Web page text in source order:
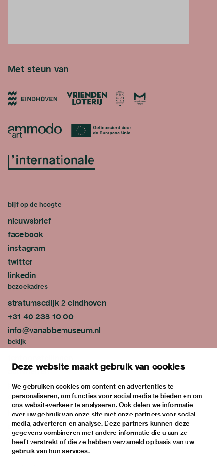
Deze website maakt gebruik van cookies
We gebruiken cookies om content en advertenties te
personaliseren, om functies voor social media te bieden en om
ons websiteverkeer te analyseren. Ook delen we informatie
over uw gebruik van onze site met onze partners voor social
media, adverteren en analyse. Deze partners kunnen deze
gegevens combineren met andere informatie die u aan ze
heeft verstrekt of die ze hebben verzameld op basis van uw
gebruik van hun services.
Met steun van
blijf op de hoogte
nieuwsbrief
facebook
instagram
twitter
linkedin
bezoekadres
stratumsedijk 2 eindhoven
+31 40 238 10 00
info@vanabbemuseum.nl
bekijk
activiteiten
praktische informatie
over
het museum
de collectie
fondsen & partners